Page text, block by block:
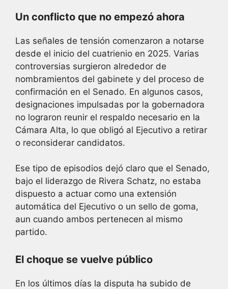
Un conflicto que no empezó ahora
Las señales de tensión comenzaron a notarse
desde el inicio del cuatrienio en 2025. Varias
controversias surgieron alrededor de
nombramientos del gabinete y del proceso de
confirmación en el Senado. En algunos casos,
designaciones impulsadas por la gobernadora
no lograron reunir el respaldo necesario en la
Cámara Alta, lo que obligó al Ejecutivo a retirar
o reconsiderar candidatos.
Ese tipo de episodios dejó claro que el Senado,
bajo el liderazgo de Rivera Schatz, no estaba
dispuesto a actuar como una extensión
automática del Ejecutivo o un sello de goma,
aun cuando ambos pertenecen al mismo
partido.
El choque se vuelve público
En los últimos días la disputa ha subido de